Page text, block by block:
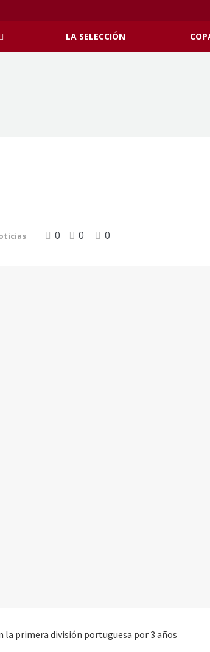
LA SELECCIÓN
0 0 0
la primera división portuguesa por 3 años